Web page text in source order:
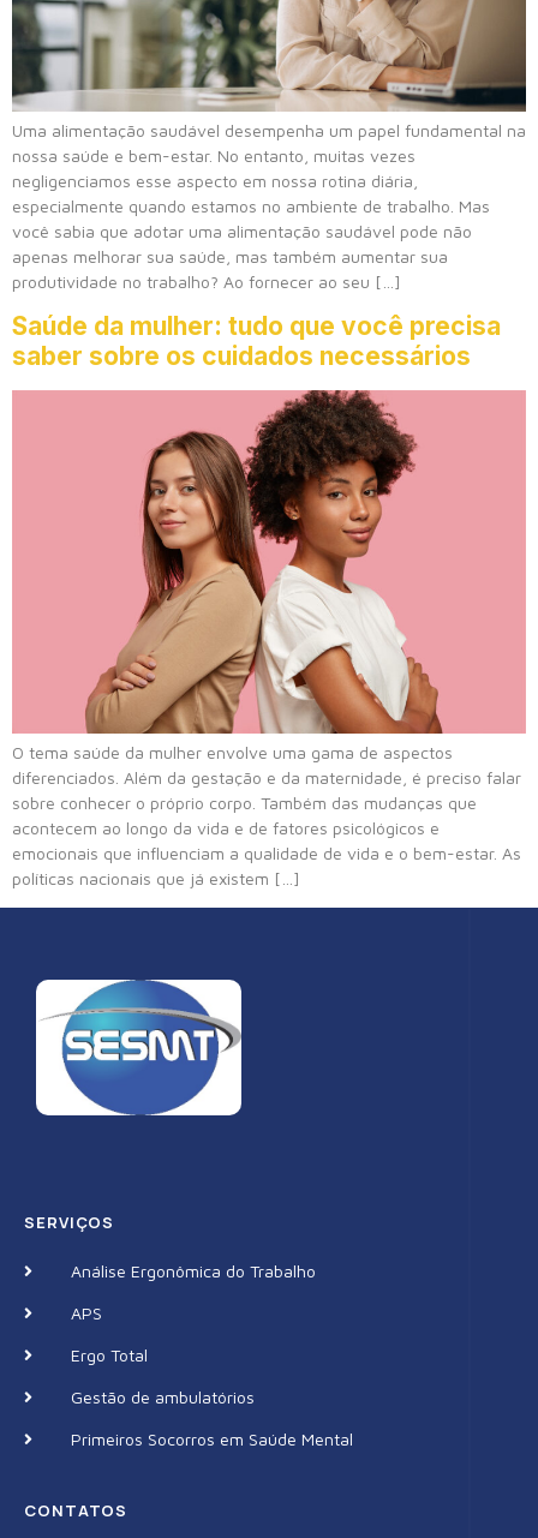
Uma alimentação saudável desempenha um papel fundamental na
nossa saúde e bem-estar. No entanto, muitas vezes
negligenciamos esse aspecto em nossa rotina diária,
especialmente quando estamos no ambiente de trabalho. Mas
você sabia que adotar uma alimentação saudável pode não
apenas melhorar sua saúde, mas também aumentar sua
produtividade no trabalho? Ao fornecer ao seu […]
Saúde da mulher: tudo que você precisa
saber sobre os cuidados necessários
O tema saúde da mulher envolve uma gama de aspectos
diferenciados. Além da gestação e da maternidade, é preciso falar
sobre conhecer o próprio corpo. Também das mudanças que
acontecem ao longo da vida e de fatores psicológicos e
emocionais que influenciam a qualidade de vida e o bem-estar. As
políticas nacionais que já existem […]
SERVIÇOS
Análise Ergonômica do Trabalho
APS
Ergo Total
Gestão de ambulatórios
Primeiros Socorros em Saúde Mental
CONTATOS